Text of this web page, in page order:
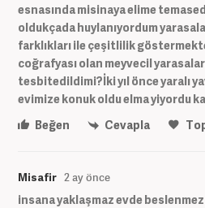
esnasında misinaya elime
oldukçada huylanıyordum
farklıkları ile çeşitlilik
coğrafyası olan meyvecil
tesbitedildimi?İki yıl önce yaralı
evimize konuk oldu elma yiyordu
Beğen
Cevapla
Misafir 2 ay önce
insana yaklaşmaz evde